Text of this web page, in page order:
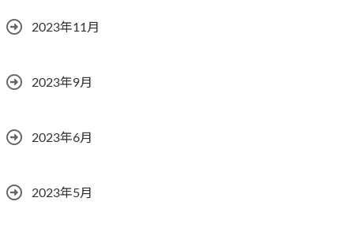
2023年11月
2023年9月
2023年6月
2023年5月